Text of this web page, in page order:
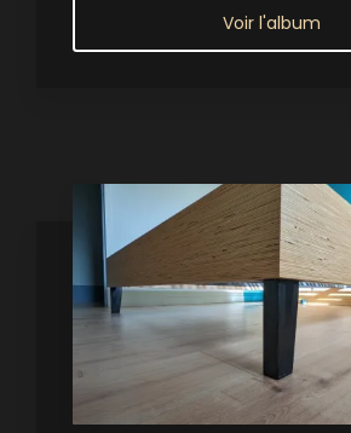
Voir l'album